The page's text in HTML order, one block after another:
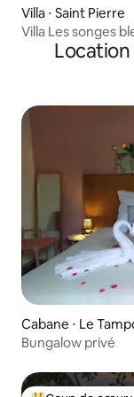
Villa ⋅ Saint Pierre
Villa Les songes
Location
Cabane ⋅ Le
Bungalow privé